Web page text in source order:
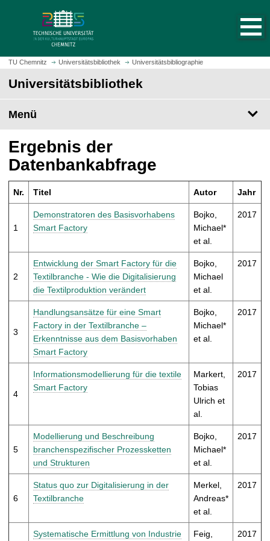
z
m
t
e
i
t
u
f
u
f
n
TU Chemnitz Universitätsbibliothek Universitätsbibliographie
Universitätsbibliothek
Menü
Ergebnis der
Datenbankabfrage
Nr. Titel Autor Jahr
1
Demonstratoren des Basisvorhabens
Smart Factory
Bojko,
Michael*
et al.
2017
2
Entwicklung der Smart Factory für die
Textilbranche - Wie die Digitalisierung
die Textilproduktion verändert
Bojko,
Michael
et al.
2017
3
Handlungsansätze für eine Smart
Factory in der Textilbranche –
Erkenntnisse aus dem Basisvorhaben
Smart Factory
Bojko,
Michael*
et al.
2017
4
Informationsmodellierung für die textile
Smart Factory
Markert,
Tobias
Ulrich et
al.
2017
5
Modellierung und Beschreibung
branchenspezifischer Prozessketten
und Strukturen
Bojko,
Michael*
et al.
2017
6
Status quo zur Digitalisierung in der
Textilbranche
Merkel,
Andreas*
et al.
2017
Systematische Ermittlung von Industrie
Feig,
2017